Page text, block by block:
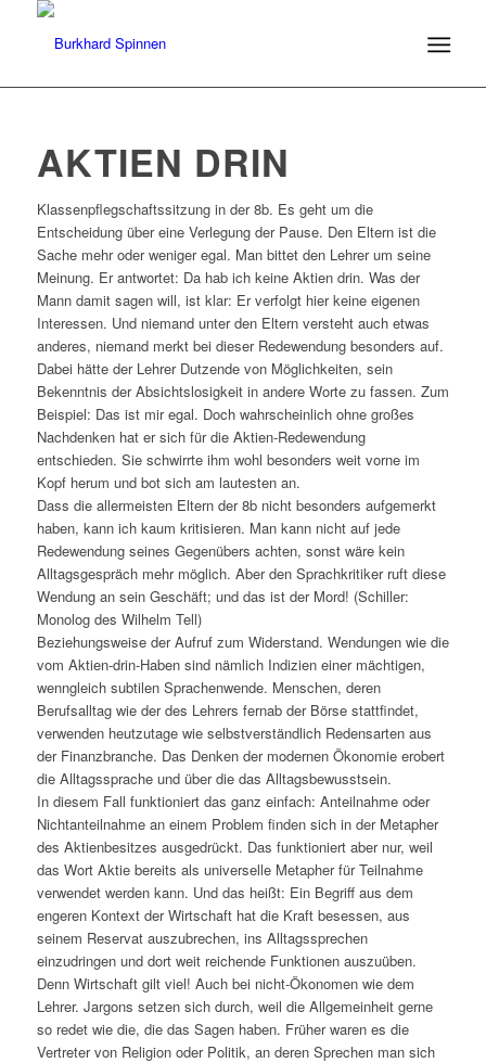
AKTIEN DRIN
Klassenpflegschaftssitzung in der 8b. Es geht um die
Entscheidung über eine Verlegung der Pause. Den Eltern ist die
Sache mehr oder weniger egal. Man bittet den Lehrer um seine
Meinung. Er antwortet: Da hab ich keine Aktien drin. Was der
Mann damit sagen will, ist klar: Er verfolgt hier keine eigenen
Interessen. Und niemand unter den Eltern versteht auch etwas
anderes, niemand merkt bei dieser Redewendung besonders auf.
Dabei hätte der Lehrer Dutzende von Möglichkeiten, sein
Bekenntnis der Absichtslosigkeit in andere Worte zu fassen. Zum
Beispiel: Das ist mir egal. Doch wahrscheinlich ohne großes
Nachdenken hat er sich für die Aktien-Redewendung
entschieden. Sie schwirrte ihm wohl besonders weit vorne im
Kopf herum und bot sich am lautesten an.
Dass die allermeisten Eltern der 8b nicht besonders aufgemerkt
haben, kann ich kaum kritisieren. Man kann nicht auf jede
Redewendung seines Gegenübers achten, sonst wäre kein
Alltagsgespräch mehr möglich. Aber den Sprachkritiker ruft diese
Wendung an sein Geschäft; und das ist der Mord! (Schiller:
Monolog des Wilhelm Tell)
Beziehungsweise der Aufruf zum Widerstand. Wendungen wie die
vom Aktien-drin-Haben sind nämlich Indizien einer mächtigen,
wenngleich subtilen Sprachenwende. Menschen, deren
Berufsalltag wie der des Lehrers fernab der Börse stattfindet,
verwenden heutzutage wie selbstverständlich Redensarten aus
der Finanzbranche. Das Denken der modernen Ökonomie erobert
die Alltagssprache und über die das Alltagsbewusstsein.
In diesem Fall funktioniert das ganz einfach: Anteilnahme oder
Nichtanteilnahme an einem Problem finden sich in der Metapher
des Aktienbesitzes ausgedrückt. Das funktioniert aber nur, weil
das Wort Aktie bereits als universelle Metapher für Teilnahme
verwendet werden kann. Und das heißt: Ein Begriff aus dem
engeren Kontext der Wirtschaft hat die Kraft besessen, aus
seinem Reservat auszubrechen, ins Alltagssprechen
einzudringen und dort weit reichende Funktionen auszuüben.
Denn Wirtschaft gilt viel! Auch bei nicht-Ökonomen wie dem
Lehrer. Jargons setzen sich durch, weil die Allgemeinheit gerne
so redet wie die, die das Sagen haben. Früher waren es die
Vertreter von Religion oder Politik, an deren Sprechen man sich